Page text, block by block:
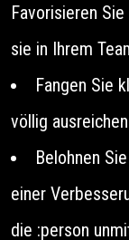
Favorisieren
sie in Ihrem
Fangen Sie
völlig
Belohnen
einer
die :person